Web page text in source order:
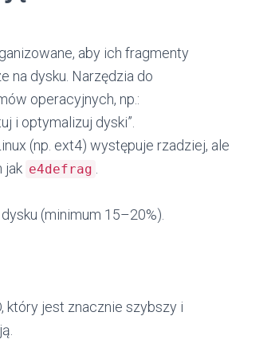
aby ich fragmenty
na dysku. Narzędzia do
operacyjnych, np.:
i optymalizuj dyski”.
(np. ext4) występuje rzadziej, ale
jak e4defrag
(minimum 15–20%).
który jest znacznie szybszy i